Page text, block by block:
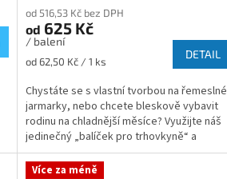
od 516,53 Kč bez DPH
od 625 Kč
/ balení
Měrná
od 62,50 Kč / 1 ks
DETAIL
Chystáte se s vlastní tvorbou na řemeslné
jarmarky, nebo chcete bleskově vybavit
rodinu na chladnější měsíce? Využijte náš
jedinečný „balíček pro trhovkyně“ a
ušetřete spoustu...
Více za méně